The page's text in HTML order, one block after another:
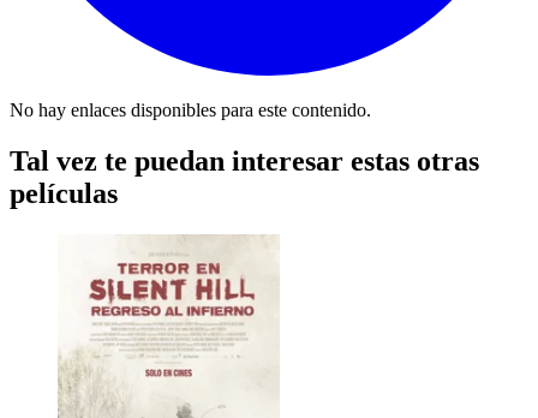
No hay enlaces disponibles para este contenido.
Tal vez te puedan interesar estas otras
películas